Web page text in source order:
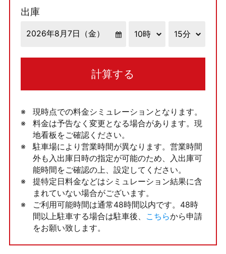
出庫
計算する
現時点での料金シミュレーションとなります。
料金は予告なく変更となる場合があります。現
地看板をご確認ください。
駐車場により営業時間が異なります。営業時間
外も入出庫日時の指定が可能のため、入出庫可
能時間をご確認の上、設定してください。
提特定日料金などはシミュレーション結果に含
まれていない場合がございます。
ご利用可能時間は通常48時間以内です。48時
間以上駐車する場合は駐車後、
こちらから申請
をお願い致します。